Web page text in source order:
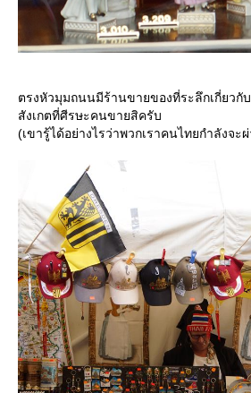
ตรงหัวมุมถนนมีร้านขายของที่ระลึกเกี่ยวกั
สังเกตที่ศีรษะคนขายสิครับ
(เขารู้ได้อย่างไรว่าพวกเราคนไทยกำลังจะ